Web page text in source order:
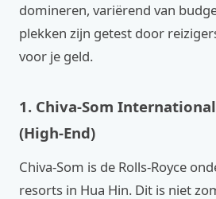
domineren, variërend van
plekken zijn getest door
voor je geld.
1. Chiva-Som
(High-End)
Chiva-Som is de Rolls-Royce
resorts in Hua Hin. Dit is niet